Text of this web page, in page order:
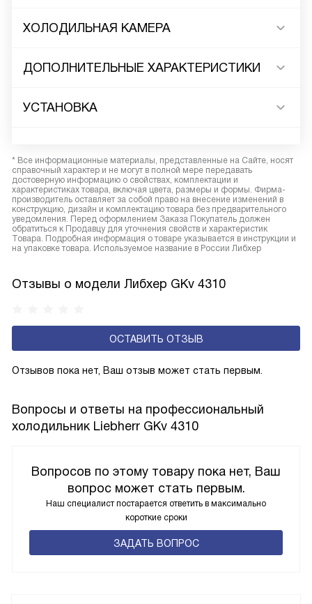
ХОЛОДИЛЬНАЯ КАМЕРА
ДОПОЛНИТЕЛЬНЫЕ ХАРАКТЕРИСТИКИ
УСТАНОВКА
* Все информационные материалы, представленные на Сайте, носят
справочный характер и не могут в полной мере передавать
достоверную информацию о свойствах, комплектации и
характеристиках товара, включая цвета, размеры и формы. Фирма-
производитель оставляет за собой право на внесение изменений в
конструкцию, дизайн и комплектацию товара без предварительного
уведомления. Перед оформлением Заказа Покупатель должен
обратиться к Продавцу для уточнения свойств и характеристик
Товара. Подробная информация о товаре указывается в инструкции и
на упаковке товара. Используемое название в России Либхер
Отзывы о модели Либхер GKv 4310
ОСТАВИТЬ ОТЗЫВ
Отзывов пока нет, Ваш отзыв может стать первым.
Вопросы и ответы на профессиональный
холодильник Liebherr GKv 4310
Вопросов по этому товару пока нет, Ваш
вопрос может стать первым.
Наш специалист постарается ответить в максимально
короткие сроки
ЗАДАТЬ ВОПРОС